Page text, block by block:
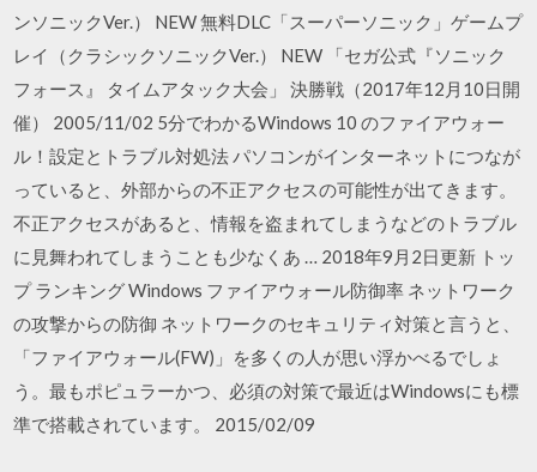
ンソニックVer.） NEW 無料DLC「スーパーソニック」ゲームプ
レイ（クラシックソニックVer.） NEW 「セガ公式『ソニック
フォース』 タイムアタック大会」 決勝戦（2017年12月10日開
催） 2005/11/02 5分でわかるWindows 10 のファイアウォー
ル！設定とトラブル対処法 パソコンがインターネットにつなが
っていると、外部からの不正アクセスの可能性が出てきます。
不正アクセスがあると、情報を盗まれてしまうなどのトラブル
に見舞われてしまうことも少なくあ … 2018年9月2日更新 トッ
プ ランキング Windows ファイアウォール防御率 ネットワーク
の攻撃からの防御 ネットワークのセキュリティ対策と言うと、
「ファイアウォール(FW)」を多くの人が思い浮かべるでしょ
う。最もポピュラーかつ、必須の対策で最近はWindowsにも標
準で搭載されています。 2015/02/09